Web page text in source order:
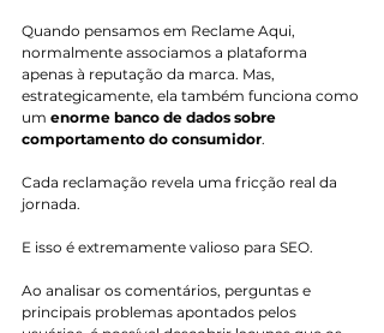
Quando pensamos em Reclame Aqui,
normalmente associamos a plataforma
apenas à reputação da marca. Mas,
estrategicamente, ela também funciona como
um enorme banco de dados sobre
comportamento do consumidor.
Cada reclamação revela uma fricção real da
jornada.
E isso é extremamente valioso para SEO.
Ao analisar os comentários, perguntas e
principais problemas apontados pelos